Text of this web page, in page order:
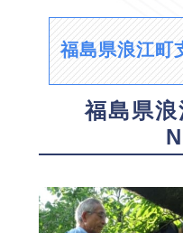
福島県浪江町
福島県